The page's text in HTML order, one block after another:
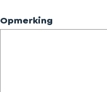
Opmerking